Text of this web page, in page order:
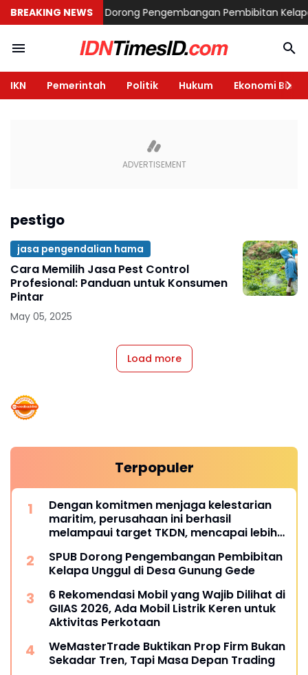
BREAKING NEWS
Perkotaan SPUB Dorong Pengembangan Pembibitan
IKN Pemerintah Politik Hukum Ekonomi Bisnis
pestigo
jasa pengendalian hama
Cara Memilih Jasa Pest Control
Profesional: Panduan untuk Konsumen
Pintar
May 05, 2025
Load more
Terpopuler
Dengan komitmen menjaga kelestarian
maritim, perusahaan ini berhasil
melampaui target TKDN, mencapai lebih
SPUB Dorong Pengembangan Pembibitan
Kelapa Unggul di Desa Gunung Gede
6 Rekomendasi Mobil yang Wajib Dilihat di
GIIAS 2026, Ada Mobil Listrik Keren untuk
Aktivitas Perkotaan
WeMasterTrade Buktikan Prop Firm Bukan
Sekadar Tren, Tapi Masa Depan Trading